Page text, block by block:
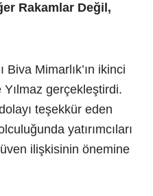
Rakamlar Değil,
Biva Mimarlık’ın ikinci
gerçekleştirdi.
teşekkür eden
yatırımcıları
ilişkisinin önemine